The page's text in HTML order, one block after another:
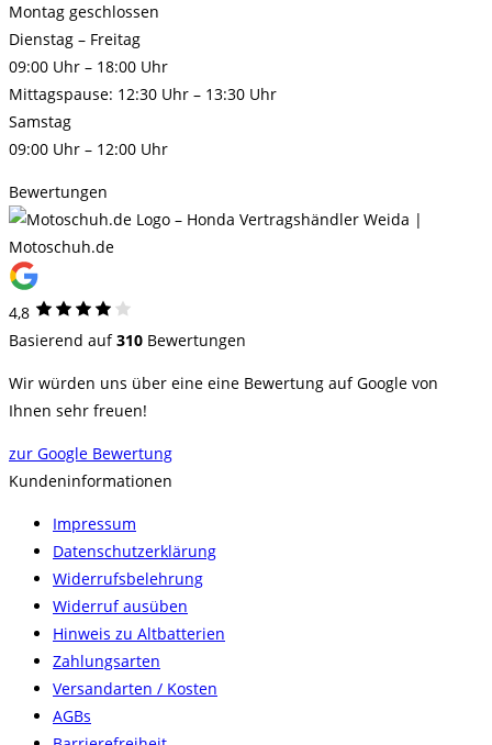
Montag geschlossen
Dienstag – Freitag
09:00 Uhr – 18:00 Uhr
Mittagspause: 12:30 Uhr – 13:30 Uhr
Samstag
09:00 Uhr – 12:00 Uhr
Bewertungen
4,8
Basierend auf310 Bewertungen
Wir würden uns über eine eine Bewertung auf Google von
Ihnen sehr freuen!
zur Google Bewertung
Kundeninformationen
Impressum
Datenschutzerklärung
Widerrufsbelehrung
Widerruf ausüben
Hinweis zu Altbatterien
Zahlungsarten
Versandarten / Kosten
AGBs